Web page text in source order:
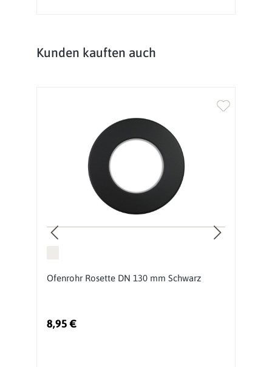
Produktgalerie überspringen
Kunden kauften auch
Ofenrohr Rosette DN 130 mm Schwarz
8,95 €